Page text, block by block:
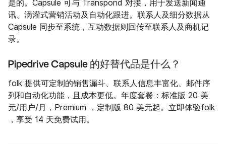
是的。Capsule 可与 Transpond 对接，用于发送新闻通
讯、滴灌式营销活动及自动化跟进。联系人及细分数据从
Capsule 同步至系统，互动数据则回传至联系人及商机记
录。
Pipedrive Capsule 的好替代品是什么？
folk 提供可定制的销售漏斗、联系人信息丰富化、邮件序
列和自动化功能，且成本更低。年度套餐：标准版 20 美
元/用户/月，Premium ，定制版 80 美元起。立即体验folk
，享受 14 天免费试用。